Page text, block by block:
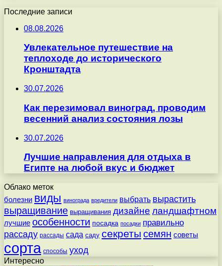
Последние записи
08.08.2026
Увлекательное путешествие на
теплоходе до исторического
Кронштадта
30.07.2026
Как перезимовал виноград, проводим
весенний анализ состояния лозы
30.07.2026
Лучшие направления для отдыха в
Египте на любой вкус и бюджет
Облако меток
болезни виды винограда вредители выбрать вырастить
выращивание выращивания дизайне ландшафтном
лучшие особенности посадка посадки правильно
рассаду рассады сада саду секреты семян советы
сорта способы уход
Интересно